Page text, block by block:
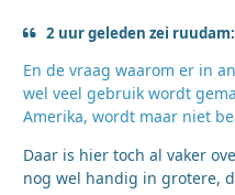
2 uur geleden zei ruudam:
En de vraag waarom er in
wel veel gebruik wordt
Amerika, wordt maar niet
Daar is hier toch al vaker
nog wel handig in grotere,